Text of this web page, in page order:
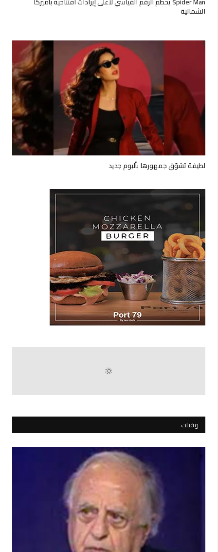
الشمالية
لطيفة تشوّق جمهورها بألبوم جديد
وفيات